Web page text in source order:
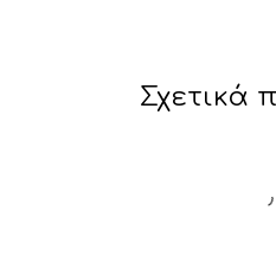
Σχετικά